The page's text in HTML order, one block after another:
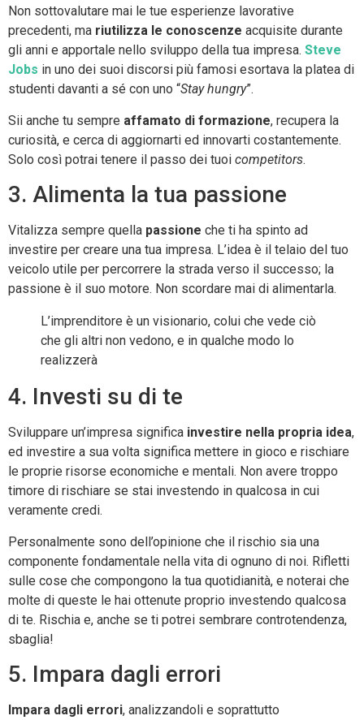
Non sottovalutare mai le tue esperienze lavorative
precedenti, ma riutilizza le conoscenze acquisite durante
gli anni e apportale nello sviluppo della tua impresa. Steve
Jobs in uno dei suoi discorsi più famosi esortava la platea di
studenti davanti a sé con uno “Stay hungry”.
Sii anche tu sempre affamato di formazione, recupera la
curiosità, e cerca di aggiornarti ed innovarti costantemente.
Solo così potrai tenere il passo dei tuoi competitors.
3. Alimenta la tua passione
Vitalizza sempre quella passione che ti ha spinto ad
investire per creare una tua impresa. L’idea è il telaio del tuo
veicolo utile per percorrere la strada verso il successo; la
passione è il suo motore. Non scordare mai di alimentarla.
L’imprenditore è un visionario, colui che vede ciò
che gli altri non vedono, e in qualche modo lo
realizzerà
4. Investi su di te
Sviluppare un’impresa significa investire nella propria idea,
ed investire a sua volta significa mettere in gioco e rischiare
le proprie risorse economiche e mentali. Non avere troppo
timore di rischiare se stai investendo in qualcosa in cui
veramente credi.
Personalmente sono dell’opinione che il rischio sia una
componente fondamentale nella vita di ognuno di noi. Rifletti
sulle cose che compongono la tua quotidianità, e noterai che
molte di queste le hai ottenute proprio investendo qualcosa
di te. Rischia e, anche se ti potrei sembrare controtendenza,
sbaglia!
5. Impara dagli errori
Impara dagli errori, analizzandoli e soprattutto